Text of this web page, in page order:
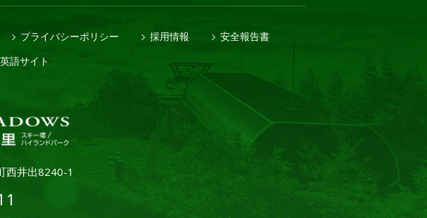
プライバシーポリシー 採用情報
安全報告書
英語サイト
西井出8240-1